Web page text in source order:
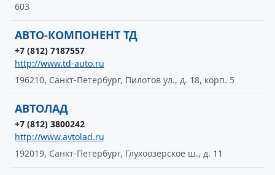
603
АВТО-КОМПОНЕНТ ТД
+7 (812) 7187557
http://www.td-auto.ru
196210, Санкт-Петербург, Пилотов ул., д. 18, корп. 5
АВТОЛАД
+7 (812) 3800242
http://www.avtolad.ru
192019, Санкт-Петербург, Глухоозерское ш., д. 11